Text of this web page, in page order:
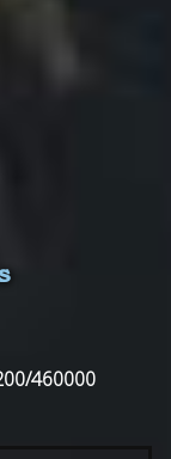
460000